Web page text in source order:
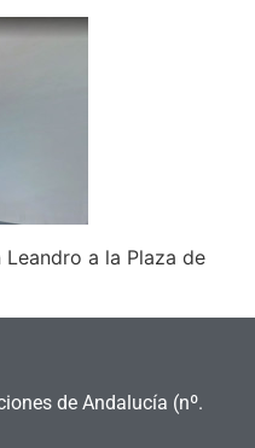
a la Plaza de
de Andalucía (nº.